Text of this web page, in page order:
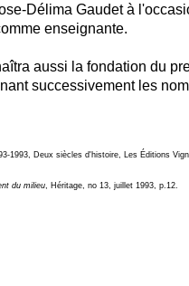
Délima Gaudet à
enseignante.
aussi la fondation du
successivement les
1993, Deux siècles d'histoire, Les Éditions
du milieu, Héritage, no 13, juillet 1993, p.12.